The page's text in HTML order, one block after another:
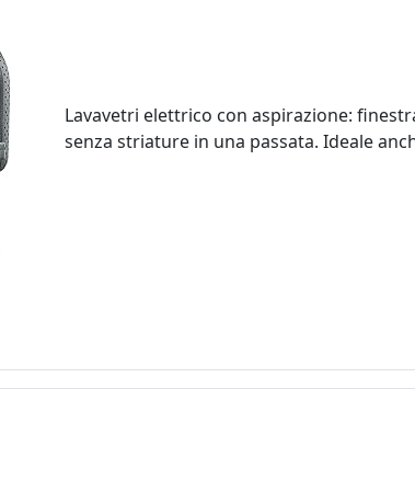
Lavavetri elettrico con aspirazione:
senza striature in una passata. Ideale